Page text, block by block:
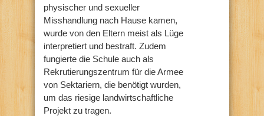
physischer und sexueller
Misshandlung nach Hause kamen,
wurde von den Eltern meist als Lüge
interpretiert und bestraft. Zudem
fungierte die Schule auch als
Rekrutierungszentrum für die Armee
von Sektariern, die benötigt wurden,
um das riesige landwirtschaftliche
Projekt zu tragen.